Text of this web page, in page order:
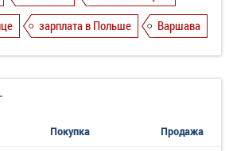
зарплата в Польше Варшава
Покупка Продажа